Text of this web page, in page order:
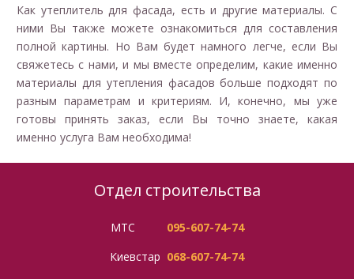
Как утеплитель для фасада, есть и другие материалы. С
ними Вы также можете ознакомиться для составления
полной картины. Но Вам будет намного легче, если Вы
свяжетесь с нами, и мы вместе определим, какие именно
материалы для утепления фасадов больше подходят по
разным параметрам и критериям. И, конечно, мы уже
готовы принять заказ, если Вы точно знаете, какая
именно услуга Вам необходима!
Отдел строительства
МТС 095-607-74-74
Киевстар 068-607-74-74